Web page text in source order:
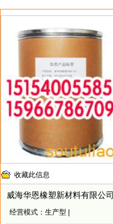
收藏此信息
威海华恩橡塑新材料有限公司
经营模式：生产型 |